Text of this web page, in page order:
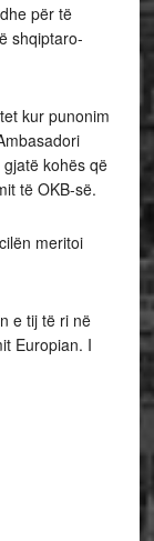
për të
shqiptaro-
kur punonim
kohës që
të OKB-së.
meritoi
e tij të ri në
Europian. I